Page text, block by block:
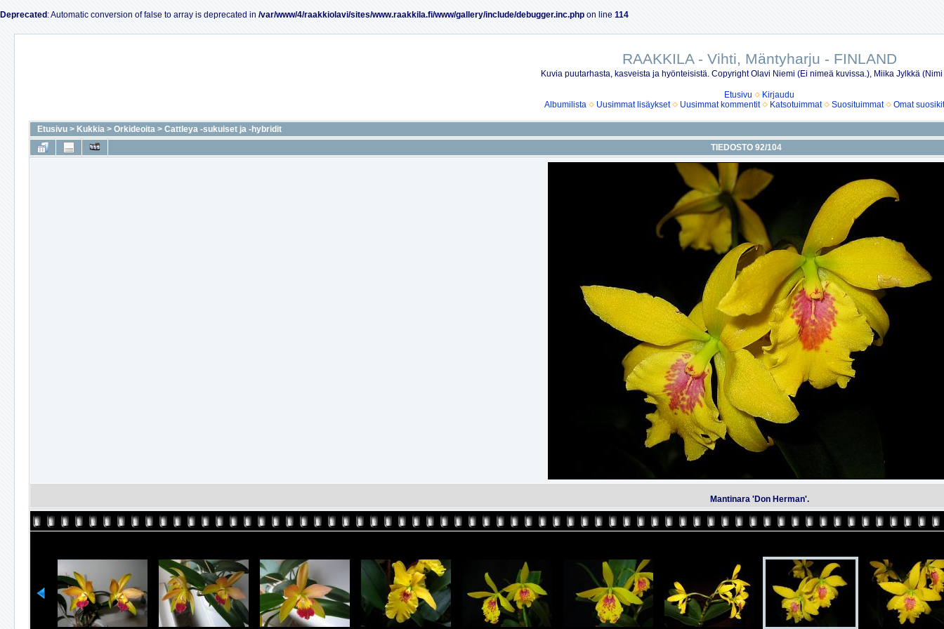
Deprecated : Automatic conversion of false to array is deprecated in /var/www/4/raakkiolavi/sites/www.raakkila.fi/www/gallery/include/debugger.inc.php on line 114
RAAKKILA - Vihti, Mäntyharju - FINLAND
Kuvia puutarhasta, kasveista ja hyönteisistä. Copyright Olavi Niemi (Ei nimeä kuvissa.), Miika Jylkkä
Etusivu
Kirjaudu
Albumilista
Uusimmat lisäykset Uusimmat kommentit Katsotuimmat Suosituimmat Omat suosikit
Etusivu > Kukkia > Orkideoita > Cattleya -sukuiset ja -hybridit
TIEDOSTO 92/104
Mantinara 'Don Herman'.